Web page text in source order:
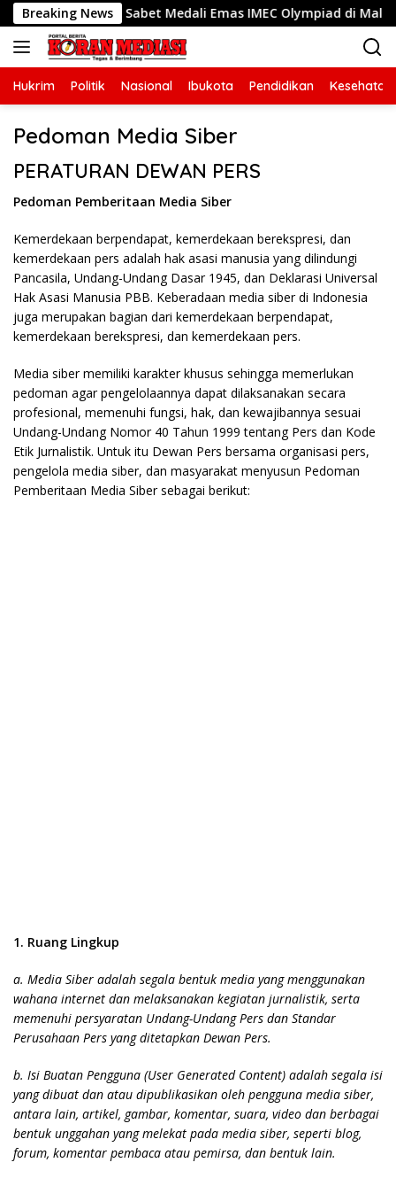
Langsung
ke
konten
Breaking News
Bekasi, Sabet Medali Emas IMEC Olympiad di Malaysia
Hukrim Politik Nasional Ibukota Pendidikan Kesehatan
Pedoman Media Siber
PERATURAN DEWAN PERS
Pedoman Pemberitaan Media Siber
Kemerdekaan berpendapat, kemerdekaan berekspresi, dan
kemerdekaan pers adalah hak asasi manusia yang dilindungi
Pancasila, Undang-Undang Dasar 1945, dan Deklarasi Universal
Hak Asasi Manusia PBB. Keberadaan media siber di Indonesia
juga merupakan bagian dari kemerdekaan berpendapat,
kemerdekaan berekspresi, dan kemerdekaan pers.
Media siber memiliki karakter khusus sehingga memerlukan
pedoman agar pengelolaannya dapat dilaksanakan secara
profesional, memenuhi fungsi, hak, dan kewajibannya sesuai
Undang-Undang Nomor 40 Tahun 1999 tentang Pers dan Kode
Etik Jurnalistik. Untuk itu Dewan Pers bersama organisasi pers,
pengelola media siber, dan masyarakat menyusun Pedoman
Pemberitaan Media Siber sebagai berikut:
1. Ruang Lingkup
a. Media Siber adalah segala bentuk media yang menggunakan
wahana internet dan melaksanakan kegiatan jurnalistik, serta
memenuhi persyaratan Undang-Undang Pers dan Standar
Perusahaan Pers yang ditetapkan Dewan Pers.
b. Isi Buatan Pengguna (User Generated Content) adalah segala isi
yang dibuat dan atau dipublikasikan oleh pengguna media siber,
antara lain, artikel, gambar, komentar, suara, video dan berbagai
bentuk unggahan yang melekat pada media siber, seperti blog,
forum, komentar pembaca atau pemirsa, dan bentuk lain.